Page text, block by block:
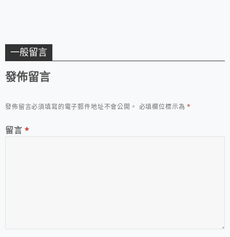
一般留言
發佈留言
發佈留言必須填寫的電子郵件地址不會公開。 必填欄位標示為*
留言 *